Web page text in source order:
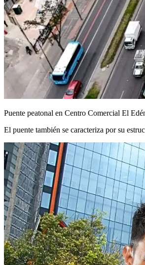
Puente peatonal en Centro Comercial El
El puente también se caracteriza por su